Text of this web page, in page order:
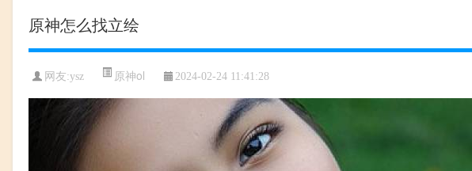
原神怎么找立绘
网友:ysz 原神ol 2024-02-24 11:41:28